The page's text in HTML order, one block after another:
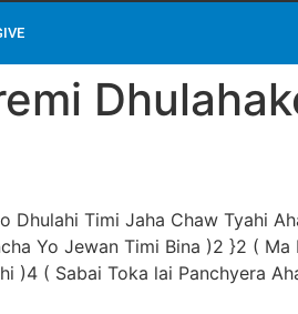
Timi Jaha Chaw Tyahi
Yo Jewan Timi Bina )2 }2 ( Ma
)4 ( Sabai Toka lai Panchyera